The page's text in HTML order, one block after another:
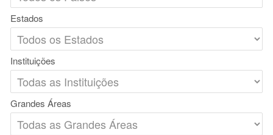
Estados
Instituições
Grandes Áreas